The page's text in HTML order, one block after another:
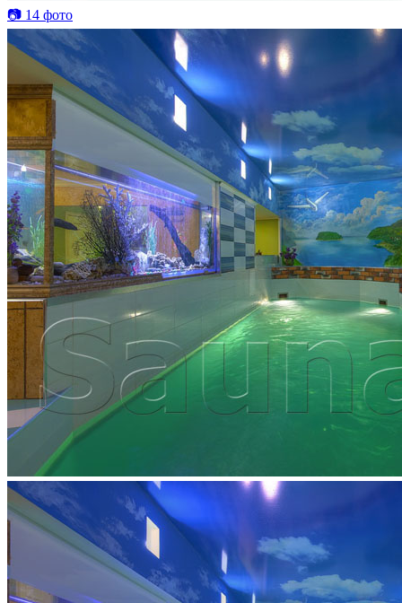
📷 14 фото